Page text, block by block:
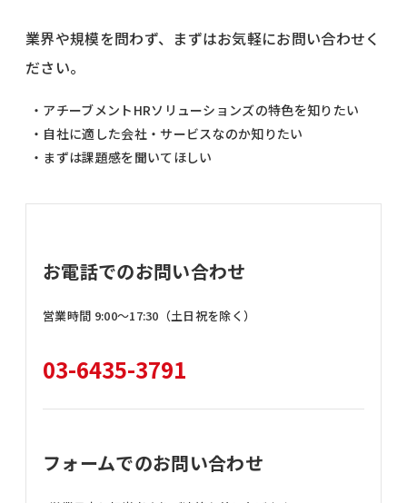
業界や規模を問わず、まずはお気軽にお問い合わせく
ださい。
・アチーブメントHRソリューションズの特色を知りたい
・自社に適した会社・サービスなのか知りたい
・まずは課題感を聞いてほしい
お電話でのお問い合わせ
営業時間 9:00〜17:30（土日祝を除く）
03-6435-3791
フォームでのお問い合わせ